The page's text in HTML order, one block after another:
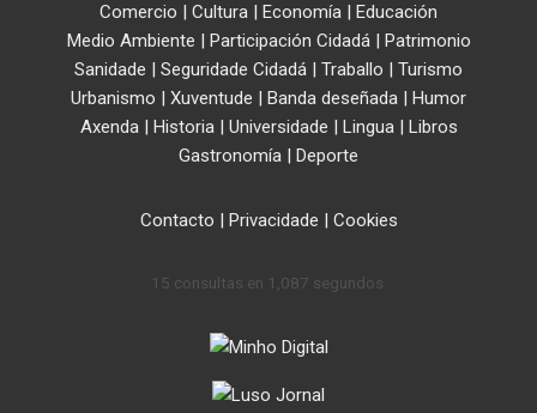
Comercio
Cultura Economía
Educación
Medio Ambiente
Participación Cidadá|
Patrimonio
Sanidade
Seguridade Cidadá Traballo
Turismo
Urbanismo
Xuventude Banda deseñada
Humor
Axenda| Historia| Universidade Lingua|
Libros
Gastronomía
Deporte
Contacto Privacidade Cookies
15 consultas en 1,087 segundos.